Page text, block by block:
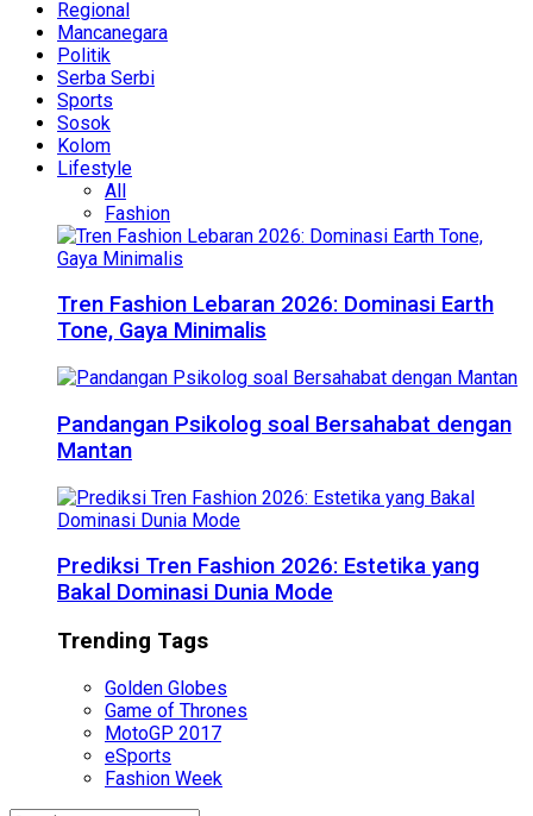
Regional
Mancanegara
Politik
Serba Serbi
Sports
Sosok
Kolom
Lifestyle
All
Fashion
Tren Fashion Lebaran 2026: Dominasi Earth
Tone, Gaya Minimalis
Pandangan Psikolog soal Bersahabat dengan
Mantan
Prediksi Tren Fashion 2026: Estetika yang
Bakal Dominasi Dunia Mode
Trending Tags
Golden Globes
Game of Thrones
MotoGP 2017
eSports
Fashion Week